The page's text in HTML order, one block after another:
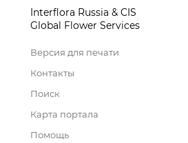
Interflora Russia & CIS
Global Flower Services
Версия для печати
Контакты
Поиск
Карта портала
Помощь